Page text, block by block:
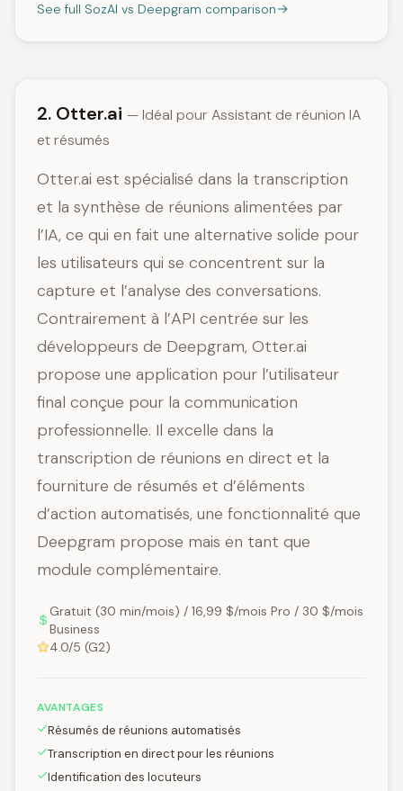
See full SozAI vs Deepgram comparison
2. Otter.ai — Idéal pour Assistant de réunion IA
et résumés
Otter.ai est spécialisé dans la transcription
et la synthèse de réunions alimentées par
l’IA, ce qui en fait une alternative solide pour
les utilisateurs qui se concentrent sur la
capture et l’analyse des conversations.
Contrairement à l’API centrée sur les
développeurs de Deepgram, Otter.ai
propose une application pour l’utilisateur
final conçue pour la communication
professionnelle. Il excelle dans la
transcription de réunions en direct et la
fourniture de résumés et d’éléments
d’action automatisés, une fonctionnalité que
Deepgram propose mais en tant que
module complémentaire.
Gratuit (30 min/mois) / 16,99 $/mois Pro / 30 $/mois
Business
4.0/5 (G2)
AVANTAGES
Résumés de réunions automatisés
Transcription en direct pour les réunions
Identification des locuteurs